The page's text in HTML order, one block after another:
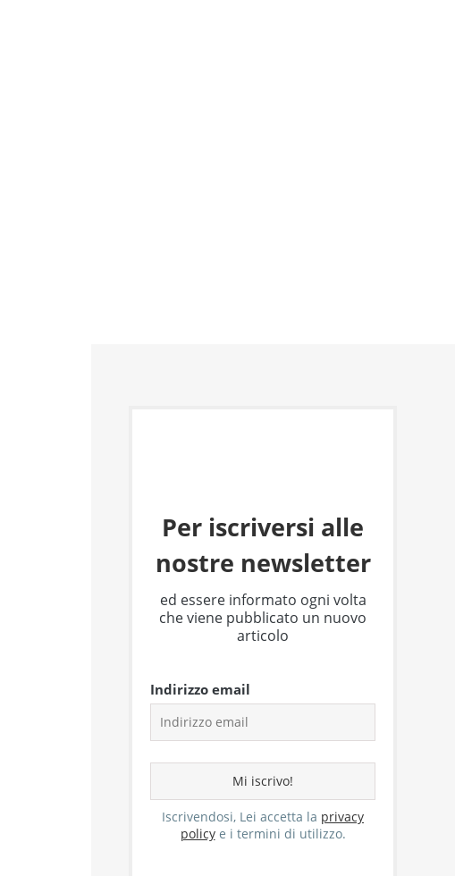
Per iscriversi alle
nostre newsletter
ed essere informato ogni volta
che viene pubblicato un nuovo
articolo
Indirizzo email
Iscrivendosi, Lei accetta la privacy
policye i termini di utilizzo.